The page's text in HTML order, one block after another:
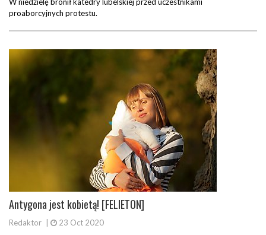
proaborcyjnych protestu.
Antygona jest kobietą! [FELIETON]
Redaktor 23 Oct 2020